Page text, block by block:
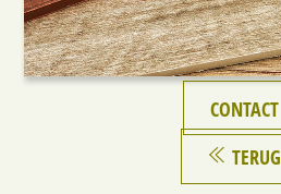
CONTACT
TERUG